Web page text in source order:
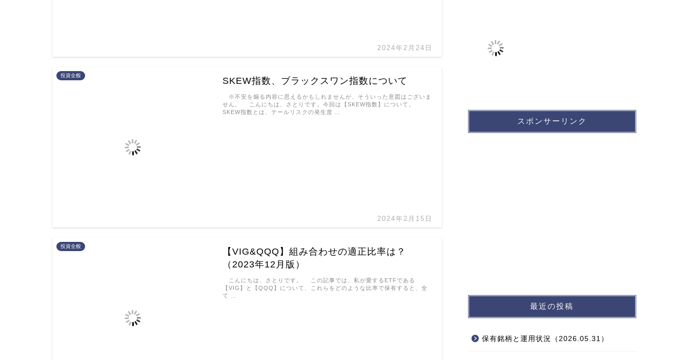
2024年2月24日
投資全般
SKEW指数、ブラックスワン指数について
2024年2月15日
※不安を煽る内容に思えるかもしれませんが、そういった意図はございま
せん。 こんにちは、さとりです。今回は【SKEW指数】について。
SKEW指数とは、テールリスクの発生度 …
投資全般
【VIG&QQQ】組み合わせの適正比率は？
（2023年12月版）
こんにちは、さとりです。 この記事では、私が愛するETFである
【VIG】と【QQQ】について、これらをどのような比率で保有すると、全
て …
スポンサーリンク
最近の投稿
保有銘柄と運用状況（2026.05.31）